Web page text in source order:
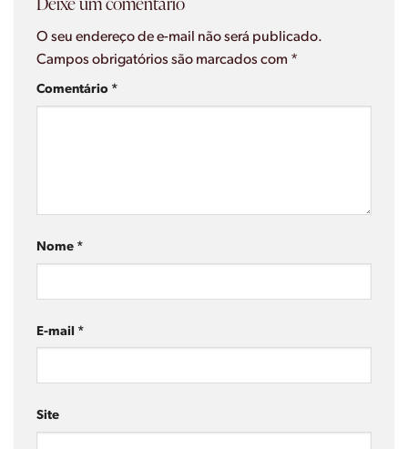
O seu endereço de e-mail não será publicado.
Campos obrigatórios são marcados com *
Comentário *
Nome *
E-mail *
Site